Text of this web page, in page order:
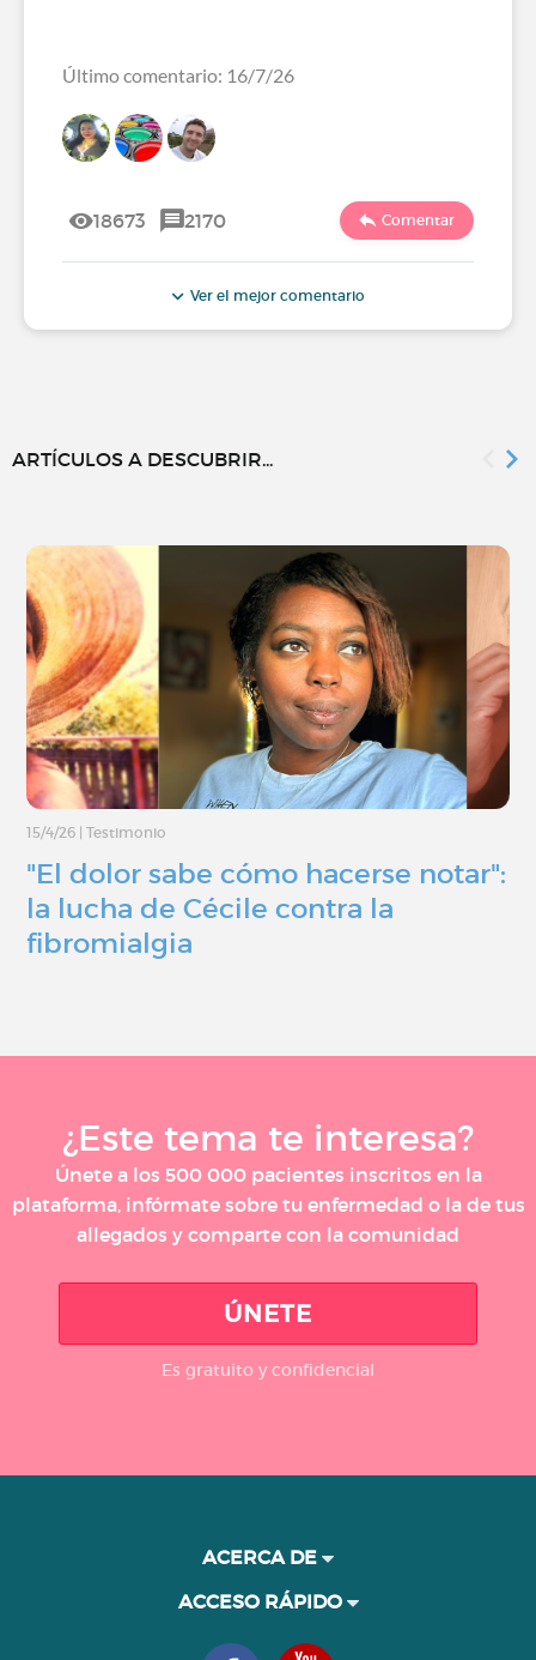
Último comentario: 16/7/26
18673 2170 Comentar
Ver el mejor comentario
ARTÍCULOS A DESCUBRIR...
15/4/26 Testimonio
"El dolor sabe cómo hacerse notar":
la lucha de Cécile contra la
fibromialgia
¿Este tema te interesa?
Únete a los 500 000 pacientes inscritos en la
plataforma, infórmate sobre tu enfermedad o la de tus
allegados y comparte con la comunidad
ÚNETE
Es gratuito y confidencial
ACERCA DE
ACCESO RÁPIDO